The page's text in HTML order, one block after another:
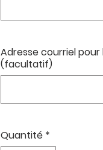
Adresse courriel pour
(facultatif)
Quantité *